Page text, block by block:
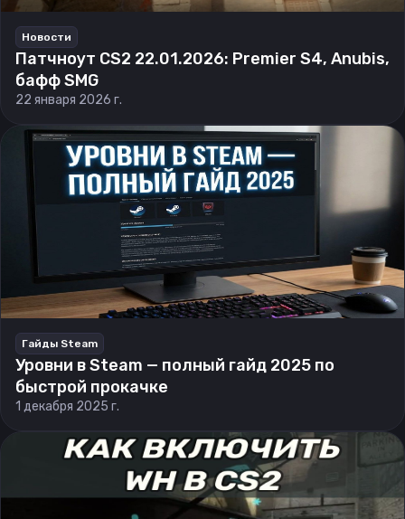
Новости
Патчноут CS2 22.01.2026: Premier S4, Anubis,
бафф SMG
22 января 2026 г.
Гайды Steam
Уровни в Steam — полный гайд 2025 по
быстрой прокачке
1 декабря 2025 г.